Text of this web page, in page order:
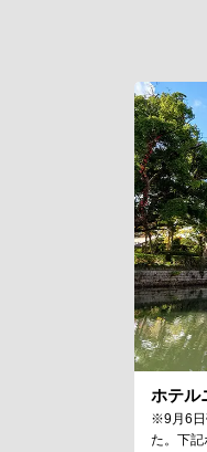
ホテル
※9月6日
た。下記